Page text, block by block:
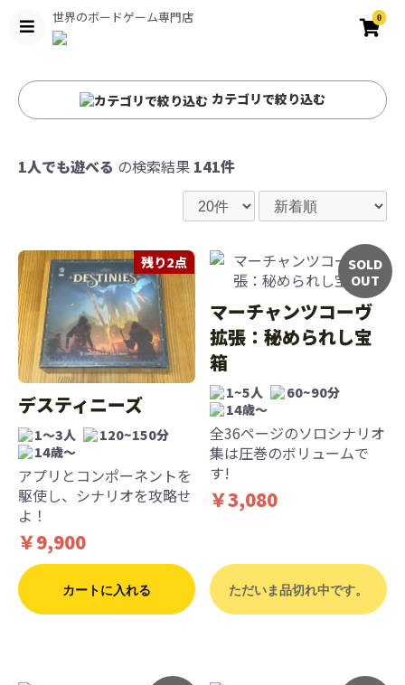
世界のボードゲーム専門店 0
カテゴリで絞り込む
1人でも遊べる の検索結果 141件
残り2点
デスティニーズ
1～3人
120~150分
14歳〜
アプリとコンポーネントを
駆使し、シナリオを攻略せ
よ！
￥9,900
カートに入れる
SOLD
OUT
マーチャンツコーヴ
拡張：秘められし宝
箱
1~5人
60~90分
14歳〜
全36ページのソロシナリオ
集は圧巻のボリュームで
す!
￥3,080
ただいま品切れ中です。